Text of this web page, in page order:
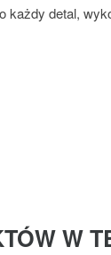
każdy detal,
W